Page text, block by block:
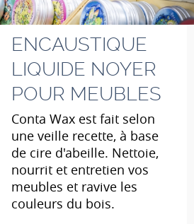
ENCAUSTIQUE
LIQUIDE NOYER
POUR MEUBLES
Conta Wax est fait selon
une veille recette, à base
de cire d'abeille. Nettoie,
nourrit et entretien vos
meubles et ravive les
couleurs du bois.